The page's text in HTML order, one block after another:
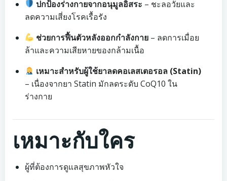
ปกป้องร่างกายจากอนุมูลอิสระ – ชะลอวัยและ
ลดความเสี่ยงโรคเรื้อรัง
ช่วยการฟื้นตัวหลังออกกำลังกาย – ลดการเมื่อย
ล้าและความเสียหายของกล้ามเนื้อ
เหมาะสำหรับผู้ใช้ยาลดคอเลสเตอรอล (Statin)
– เนื่องจากยา Statin มักลดระดับ CoQ10 ใน
ร่างกาย
เหมาะกับใคร
ผู้ที่ต้องการดูแลสุขภาพหัวใจ